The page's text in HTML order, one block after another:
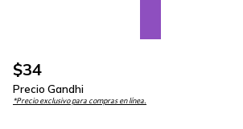
$34
Precio Gandhi
*Precio exclusivo para compras en línea.